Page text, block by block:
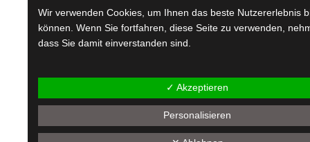
Wir verwenden Cookies, um Ihnen das beste Nutzererlebnis
können. Wenn Sie fortfahren, diese Seite zu verwenden,
dass Sie damit einverstanden sind.
✓ Akzeptieren
Personalisieren